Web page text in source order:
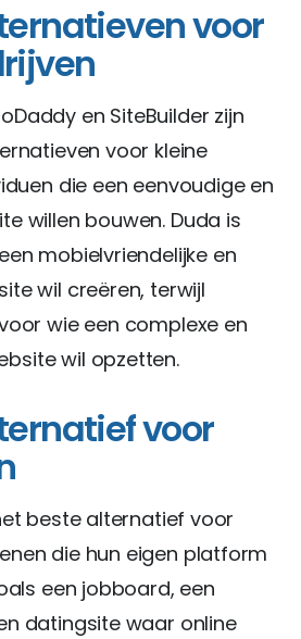
voor
en SiteBuilder zijn
voor kleine
die een eenvoudige en
willen bouwen. Duda is
mobielvriendelijke en
wil creëren, terwijl
wie een complexe en
wil opzetten.
voor
beste alternatief voor
die hun eigen platform
een jobboard, een
datingsite waar online